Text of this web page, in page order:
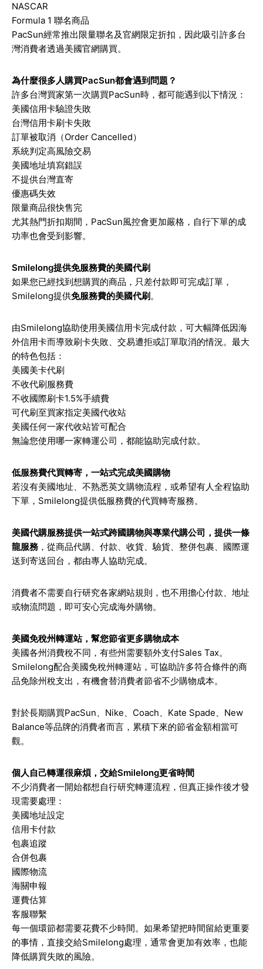
NASCAR
Formula 1 聯名商品
PacSun經常推出限量聯名及官網限定折扣，因此吸引許多台
灣消費者透過美國官網購買。
為什麼很多人購買PacSun都會遇到問題？
許多台灣買家第一次購買PacSun時，都可能遇到以下情況：
美國信用卡驗證失敗
台灣信用卡刷卡失敗
訂單被取消（Order Cancelled）
系統判定高風險交易
美國地址填寫錯誤
不提供台灣直寄
優惠碼失效
限量商品很快售完
尤其熱門折扣期間，PacSun風控會更加嚴格，自行下單的成
功率也會受到影響。
Smilelong提供免服務費的美國代刷
如果您已經找到想購買的商品，只差付款即可完成訂單，
Smilelong提供免服務費的美國代刷。
由Smilelong協助使用美國信用卡完成付款，可大幅降低因海
外信用卡而導致刷卡失敗、交易遭拒或訂單取消的情況。最大
的特色包括：
美國美卡代刷
不收代刷服務費
不收國際刷卡1.5%手續費
可代刷至買家指定美國代收站
美國任何一家代收站皆可配合
無論您使用哪一家轉運公司，都能協助完成付款。
低服務費代買轉寄，一站式完成美國購物
若沒有美國地址、不熟悉英文購物流程，或希望有人全程協助
下單，Smilelong提供低服務費的代買轉寄服務。
美國代購服務提供一站式跨國購物與專業代購公司，提供一條
龍服務 ，從商品代購、付款、收貨、驗貨、整併包裹、國際運
送到寄送回台，都由專人協助完成。
消費者不需要自行研究各家網站規則，也不用擔心付款、地址
或物流問題，即可安心完成海外購物。
美國免稅州轉運站，幫您節省更多購物成本
美國各州消費稅不同，有些州需要額外支付Sales Tax。
Smilelong配合美國免稅州轉運站，可協助許多符合條件的商
品免除州稅支出，有機會替消費者節省不少購物成本。
對於長期購買PacSun、Nike、Coach、Kate Spade、New
Balance等品牌的消費者而言，累積下來的節省金額相當可
觀。
個人自己轉運很麻煩，交給Smilelong更省時間
不少消費者一開始都想自行研究轉運流程，但真正操作後才發
現需要處理：
美國地址設定
信用卡付款
包裹追蹤
合併包裹
國際物流
海關申報
運費估算
客服聯繫
每一個環節都需要花費不少時間。如果希望把時間留給更重要
的事情，直接交給Smilelong處理，通常會更加有效率，也能
降低購買失敗的風險。